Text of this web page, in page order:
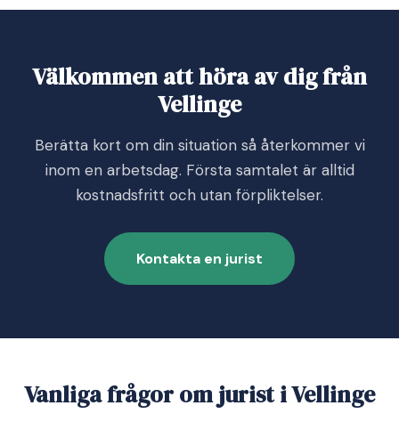
Välkommen att höra av dig från
Vellinge
Berätta kort om din situation så återkommer vi
inom en arbetsdag. Första samtalet är alltid
kostnadsfritt och utan förpliktelser.
Kontakta en jurist
Vanliga frågor om jurist i Vellinge